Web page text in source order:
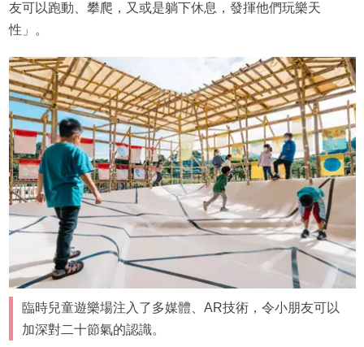
友可以跑動、攀爬，又或是躺下休息，發揮他們玩樂天
性」。
臨時兒童遊樂場注入了多媒體、AR技術，令小朋友可以
加深對二十節氣的認識。